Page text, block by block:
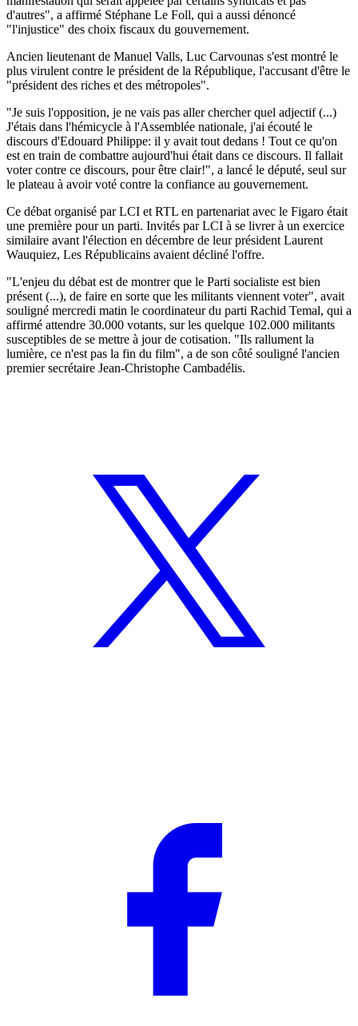
d'autres", a affirmé Stéphane Le Foll, qui a aussi dénoncé
"l'injustice" des choix fiscaux du gouvernement.
Ancien lieutenant de Manuel Valls, Luc Carvounas s'est montré le
plus virulent contre le président de la République, l'accusant d'être le
"président des riches et des métropoles".
"Je suis l'opposition, je ne vais pas aller chercher quel adjectif (...)
J'étais dans l'hémicycle à l'Assemblée nationale, j'ai écouté le
discours d'Edouard Philippe: il y avait tout dedans ! Tout ce qu'on
est en train de combattre aujourd'hui était dans ce discours. Il fallait
voter contre ce discours, pour être clair!", a lancé le député, seul sur
le plateau à avoir voté contre la confiance au gouvernement.
Ce débat organisé par LCI et RTL en partenariat avec le Figaro était
une première pour un parti. Invités par LCI à se livrer à un exercice
similaire avant l'élection en décembre de leur président Laurent
Wauquiez, Les Républicains avaient décliné l'offre.
"L'enjeu du débat est de montrer que le Parti socialiste est bien
présent (...), de faire en sorte que les militants viennent voter", avait
souligné mercredi matin le coordinateur du parti Rachid Temal, qui a
affirmé attendre 30.000 votants, sur les quelque 102.000 militants
susceptibles de se mettre à jour de cotisation. "Ils rallument la
lumière, ce n'est pas la fin du film", a de son côté souligné l'ancien
premier secrétaire Jean-Christophe Cambadélis.